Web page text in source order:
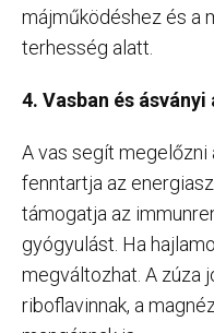
májműködéshez és a
terhesség alatt.
4. Vasban és
A vas segít
fenntartja az
támogatja az
gyógyulást. Ha
megváltozhat. A zúza
riboflavinnak, a